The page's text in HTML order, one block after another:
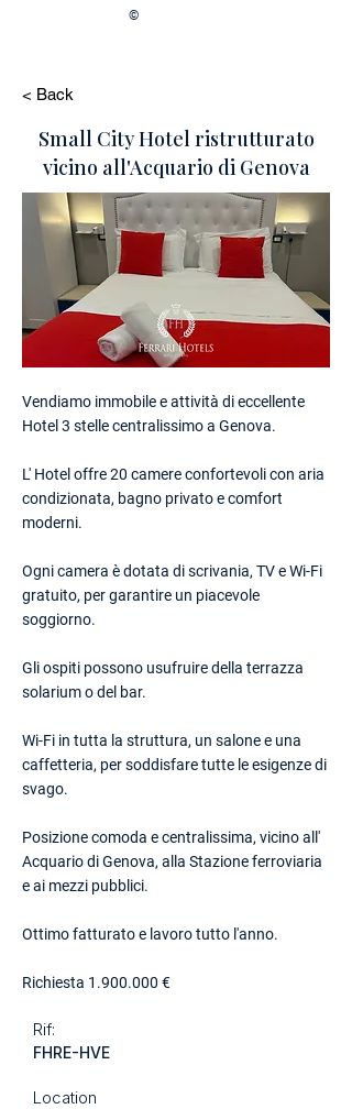
©
< Back
Small City Hotel ristrutturato
vicino all'Acquario di Genova
Vendiamo immobile e attività di eccellente
Hotel 3 stelle centralissimo a Genova.
L' Hotel offre 20 camere confortevoli con aria
condizionata, bagno privato e comfort
moderni.
Ogni camera è dotata di scrivania, TV e Wi-Fi
gratuito, per garantire un piacevole
soggiorno.
Gli ospiti possono usufruire della terrazza
solarium o del bar.
Wi-Fi in tutta la struttura, un salone e una
caffetteria, per soddisfare tutte le esigenze di
svago.
Posizione comoda e centralissima, vicino all'
Acquario di Genova, alla Stazione ferroviaria
e ai mezzi pubblici.
Ottimo fatturato e lavoro tutto l'anno.
Richiesta 1.900.000 €
Rif:
FHRE-HVE
Location